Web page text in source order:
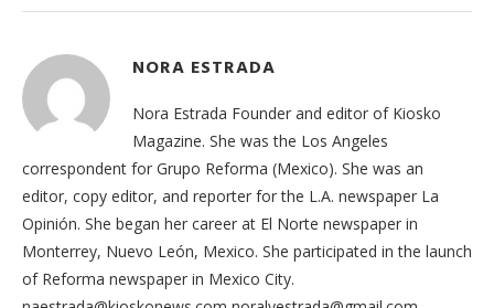
NORA ESTRADA
Nora Estrada Founder and editor of Kiosko
Magazine. She was the Los Angeles
correspondent for Grupo Reforma (Mexico). She was an
editor, copy editor, and reporter for the L.A. newspaper La
Opinión. She began her career at El Norte newspaper in
Monterrey, Nuevo León, Mexico. She participated in the launch
of Reforma newspaper in Mexico City.